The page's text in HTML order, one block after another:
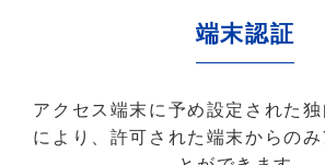
端末認証
アクセス端末に予め設定された
により、許可された端末からのみ